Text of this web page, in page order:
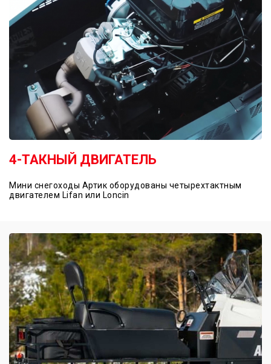
4-ТАКНЫЙ ДВИГАТЕЛЬ
Мини снегоходы Артик оборудованы четырехтактным
двигателем Lifan или Loncin